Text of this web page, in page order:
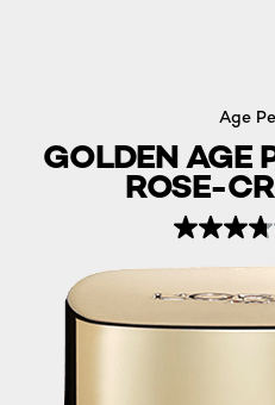
Age
GOLDEN AGE
ROSE-